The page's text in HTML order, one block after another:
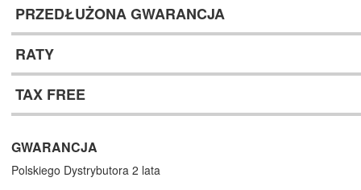
PRZEDŁUŻONA GWARANCJA
RATY
TAX FREE
GWARANCJA
Polskiego Dystrybutora 2 lata